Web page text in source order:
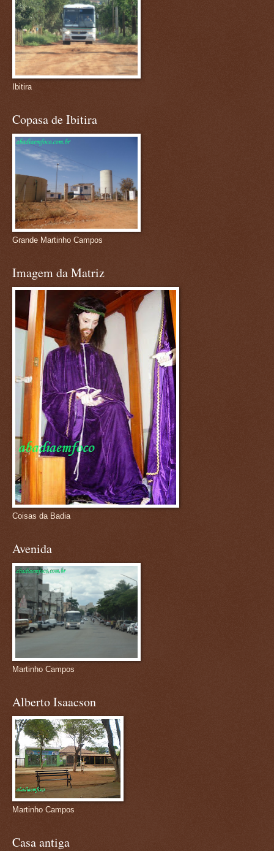
Ibitira
Copasa de Ibitira
Grande Martinho Campos
Imagem da Matriz
Coisas da Badia
Avenida
Martinho Campos
Alberto Isaacson
Martinho Campos
Casa antiga